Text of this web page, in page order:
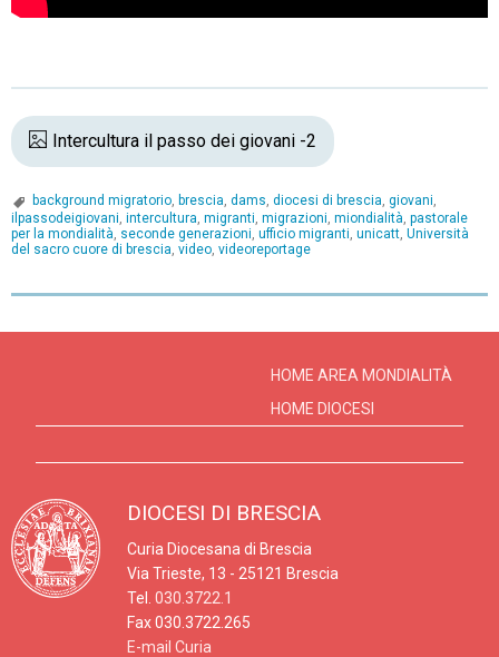
Intercultura il passo dei giovani -2
background migratorio, brescia, dams, diocesi di brescia, giovani,
ilpassodeigiovani, intercultura, migranti, migrazioni, miondialità, pastorale
per la mondialità, seconde generazioni, ufficio migranti, unicatt, Università
del sacro cuore di brescia, video, videoreportage
i
g
DIOCESI DI BRESCIA
Curia Diocesana di Brescia
Via Trieste, 13 - 25121 Brescia
Tel. 030.3722.1
Fax 030.3722.265
E-mail Curia
HOME AREA MONDIALITÀ
HOME DIOCESI